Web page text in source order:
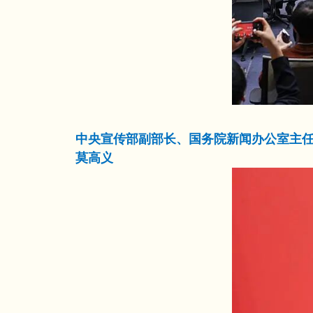
中央宣传部副部长、国务院新闻办公室主
莫高义